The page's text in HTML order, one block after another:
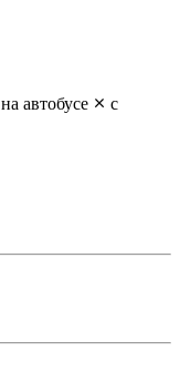
на автобусе
с